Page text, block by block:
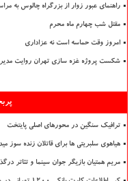
راهنمای عبور زوار از بزرگراه چالوس به
مقتل شب چهارم ماه محرم
امروز وقت حماسه است نه عزاداری
شکست پروژه غزه سازی تهران روایت
ترافیک سنگین در محورهای اصلی پایتخت
هیاهوی سلبریتی ها برای قاتلان زنده سوز
مریم همتیان بازیگر جوان سینما و تئاتر